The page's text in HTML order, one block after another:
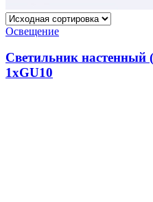
Освещение
Светильник настенный
1xGU10